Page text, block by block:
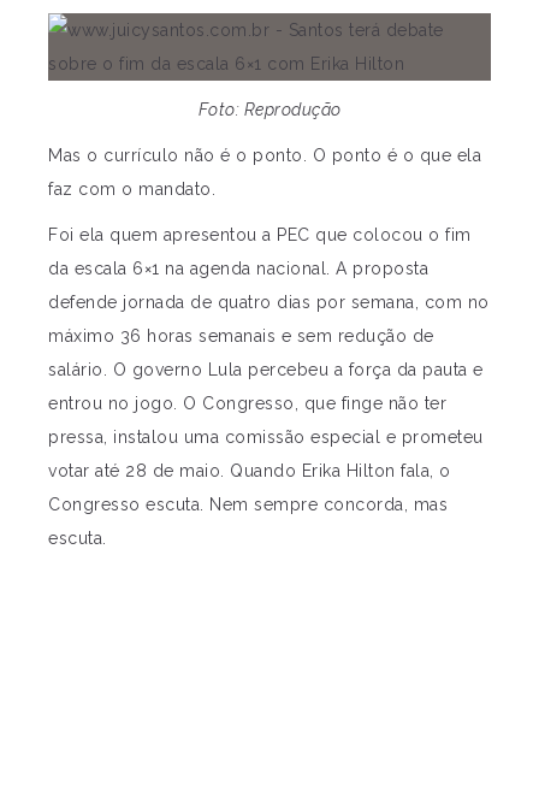
Foto: Reprodução
Mas o currículo não é o ponto. O ponto é o que ela
faz com o mandato.
Foi ela quem apresentou a PEC que colocou o fim
da escala 6×1 na agenda nacional. A proposta
defende jornada de quatro dias por semana, com no
máximo 36 horas semanais e sem redução de
salário. O governo Lula percebeu a força da pauta e
entrou no jogo. O Congresso, que finge não ter
pressa, instalou uma comissão especial e prometeu
votar até 28 de maio. Quando Erika Hilton fala, o
Congresso escuta. Nem sempre concorda, mas
escuta.